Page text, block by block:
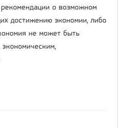
о возможном
достижению экономии, либо
не может быть
экономическим,